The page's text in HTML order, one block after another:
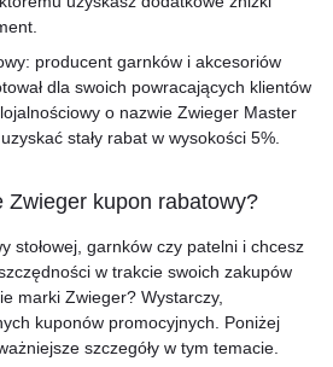
producent garnków i akcesoriów
dla swoich powracających klientów
o nazwie Zwieger Master
stały rabat w wysokości 5%.
Zwieger kupon rabatowy?
stołowej, garnków czy patelni i chcesz
w trakcie swoich zakupów
marki Zwieger? Wystarczy,
kuponów promocyjnych. Poniżej
szczegóły w tym temacie.